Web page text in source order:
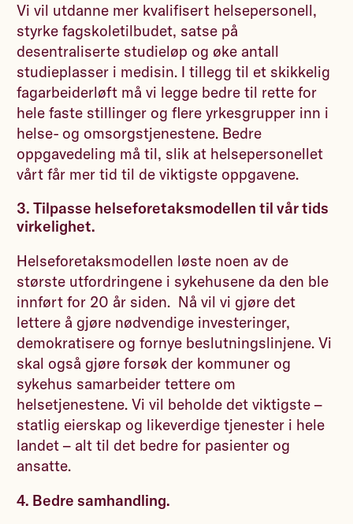
Vi vil utdanne mer kvalifisert helsepersonell,
styrke fagskoletilbudet, satse på
desentraliserte studieløp og øke antall
studieplasser i medisin. I tillegg til et skikkelig
fagarbeiderløft må vi legge bedre til rette for
hele faste stillinger og flere yrkesgrupper inn i
helse- og omsorgstjenestene. Bedre
oppgavedeling må til, slik at helsepersonellet
vårt får mer tid til de viktigste oppgavene.
3. Tilpasse helseforetaksmodellen til vår tids
virkelighet.
Helseforetaksmodellen løste noen av de
største utfordringene i sykehusene da den ble
innført for 20 år siden. Nå vil vi gjøre det
lettere å gjøre nødvendige investeringer,
demokratisere og fornye beslutningslinjene. Vi
skal også gjøre forsøk der kommuner og
sykehus samarbeider tettere om
helsetjenestene. Vi vil beholde det viktigste –
statlig eierskap og likeverdige tjenester i hele
landet – alt til det bedre for pasienter og
ansatte.
4. Bedre samhandling.